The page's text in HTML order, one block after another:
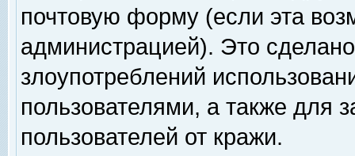
почтовую форму (если эта
администрацией). Это
злоупотреблений
пользователями, а также для
пользователей от кражи.